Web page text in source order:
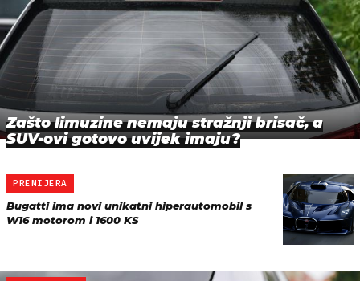
Zašto limuzine nemaju stražnji brisač, a
SUV-ovi gotovo uvijek imaju?
PREMIJERA
Bugatti ima novi unikatni hiperautomobil s
W16 motorom i 1600 KS